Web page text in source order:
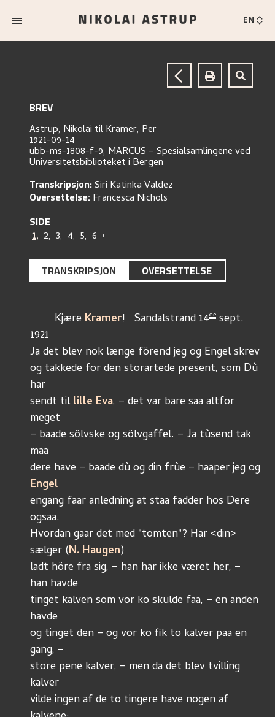
EN
BREV
Astrup, Nikolai tilKramer, Per
1921-09-14
ubb-ms-1808-f-9, MARCUS – Spesialsamlingene ved
Universitetsbiblioteket i Bergen
Transkripsjon:Siri Katinka Valdez
Oversettelse:Francesca Nichols
SIDE
1, 2, 3, 4, 5, 6 ›
TRANSKRIPSJON OVERSETTELSE
	Kjære
Kramer!   Sandalstrand 14de sept.
1921
Ja det blev nok længe förend jeg og Engel skrev
og takkede for den storartede present, som Dù
har
sendt til lille Eva, – det var bare saa altfor
meget
– baade sölvske og sölvgaffel. – Ja tùsend tak
maa
Engel
engang faar anledning at staa fadder hos Dere
ogsaa.
Hvordan gaar det med "tomten"? Har <din>
sælger (N. Haugen)
ladt höre fra sig, – han har ikke været her, –
han havde
tinget kalven som vor ko skulde faa, – en anden
havde
og tinget den – og vor ko fik to kalver paa en
gang, –
store pene kalver, – men da det blev tvilling
kalver
vilde ingen af de to tingere have nogen af